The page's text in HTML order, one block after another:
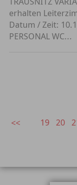
erhalten
Datum / Zeit:
PERSONAL WC...
19 20